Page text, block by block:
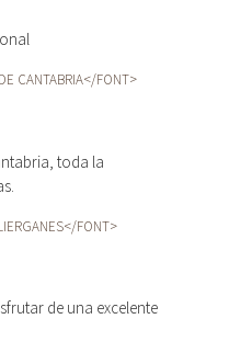
toda la
de una excelente